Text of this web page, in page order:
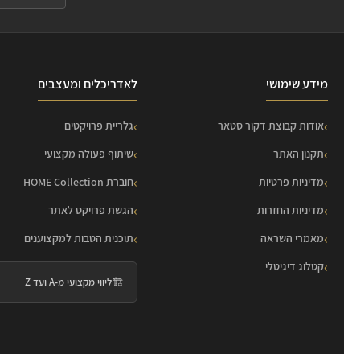
מידע שימושי
אודות קבוצת דקור סטאר
תקנון האתר
מדיניות פרטיות
מדיניות החזרות
מאמרי השראה
קטלוג דיגיטלי
לאדריכלים ומעצבים
גלריית פרויקטים
שיתוף פעולה מקצועי
חוברת HOME Collection
הגשת פרויקט לאתר
תוכנית הטבות למקצוענים
🏗️ליווי מקצועי מ-A ועד Z